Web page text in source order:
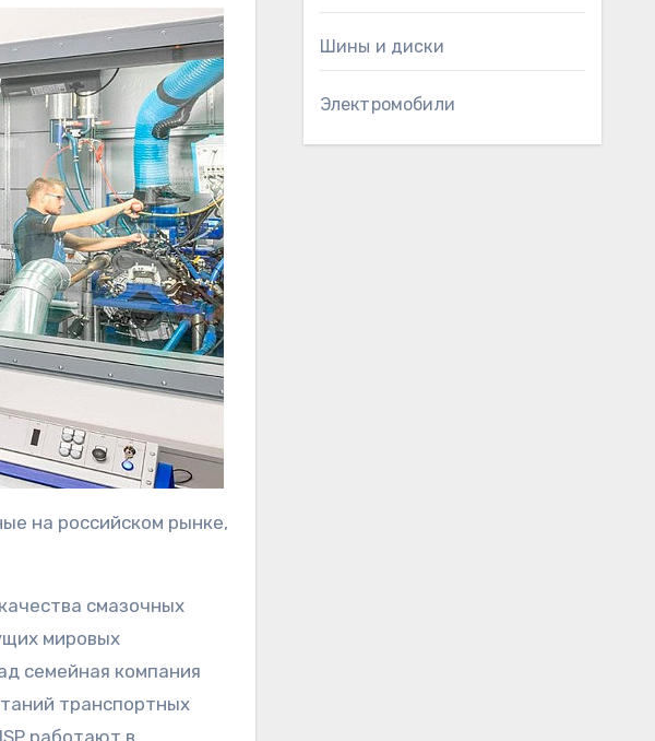
на российском рынке,
смазочных
мировых
семейная компания
транспортных
Шины и диски
Электромобили